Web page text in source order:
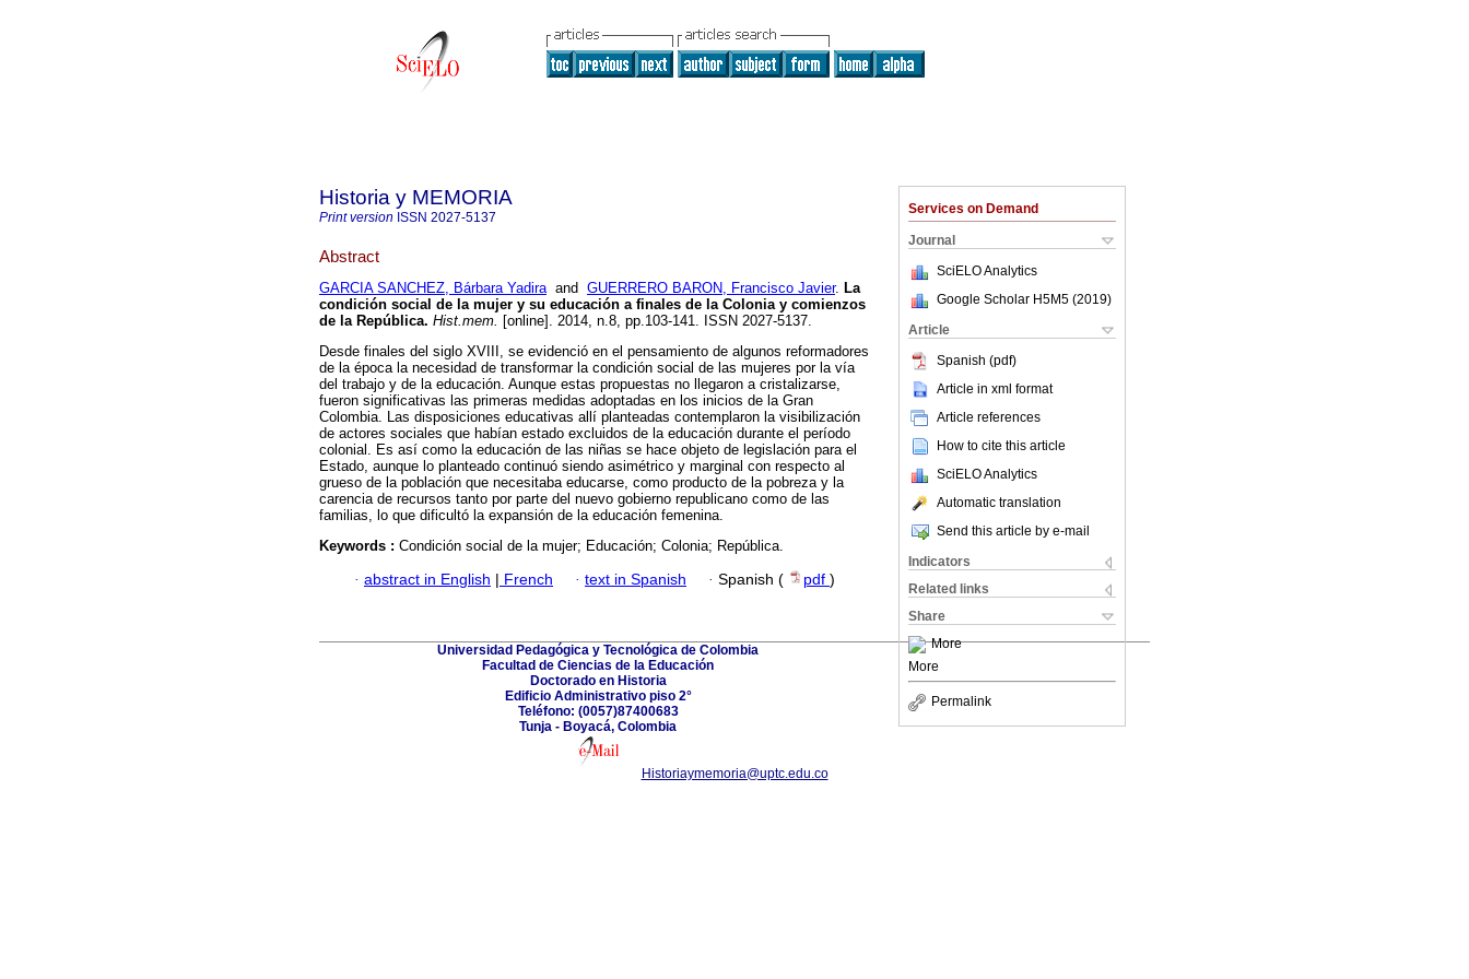
Services on Demand
Journal
SciELO Analytics
Google Scholar H5M5 (2019)
Article
Spanish (pdf)
Article in xml format
Article references
How to cite this article
SciELO Analytics
Automatic translation
Send this article by e-mail
Indicators
Related links
Share
More
More
Permalink
Historia y MEMORIA
Print version ISSN 2027-5137
Abstract
GARCIA SANCHEZ, Bárbara Yadiraand GUERRERO BARON, Francisco Javier. La
condición social de la mujer y su educación a finales de la Colonia y comienzos
de la República. Hist.mem. [online]. 2014, n.8, pp.103-141. ISSN 2027-5137.
Desde finales del siglo XVIII, se evidenció en el pensamiento de algunos reformadores
de la época la necesidad de transformar la condición social de las mujeres por la vía
del trabajo y de la educación. Aunque estas propuestas no llegaron a cristalizarse,
fueron significativas las primeras medidas adoptadas en los inicios de la Gran
Colombia. Las disposiciones educativas allí planteadas contemplaron la visibilización
de actores sociales que habían estado excluidos de la educación durante el período
colonial. Es así como la educación de las niñas se hace objeto de legislación para el
Estado, aunque lo planteado continuó siendo asimétrico y marginal con respecto al
grueso de la población que necesitaba educarse, como producto de la pobreza y la
carencia de recursos tanto por parte del nuevo gobierno republicano como de las
familias, lo que dificultó la expansión de la educación femenina.
Keywords : Condición social de la mujer; Educación; Colonia; República.
· abstract in English | French · text in Spanish · Spanish ( pdf )
Universidad Pedagógica y Tecnológica de Colombia
Facultad de Ciencias de la Educación
Doctorado en Historia
Edificio Administrativo piso 2°
Teléfono: (0057)87400683
Tunja - Boyacá, Colombia
Historiaymemoria@uptc.edu.co